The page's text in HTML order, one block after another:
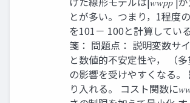
とが多い。つまり，1程度
を101－ 100と計算してい
箋： 問題点： 説明変数サ
と数値的不安定性や， （
の影響を受けやすくなる。
り入れる。 コスト関数に